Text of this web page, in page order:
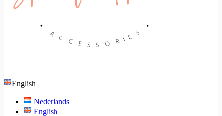
English
Nederlands
English